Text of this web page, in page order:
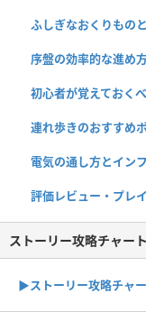
ふしぎなおくりもの
序盤の効率的な進め
初心者が覚えておく
連れ歩きのおすすめ
電気の通し方とイン
評価レビュー・プレ
ストーリー攻略チャート
▶ストーリー攻略チャ